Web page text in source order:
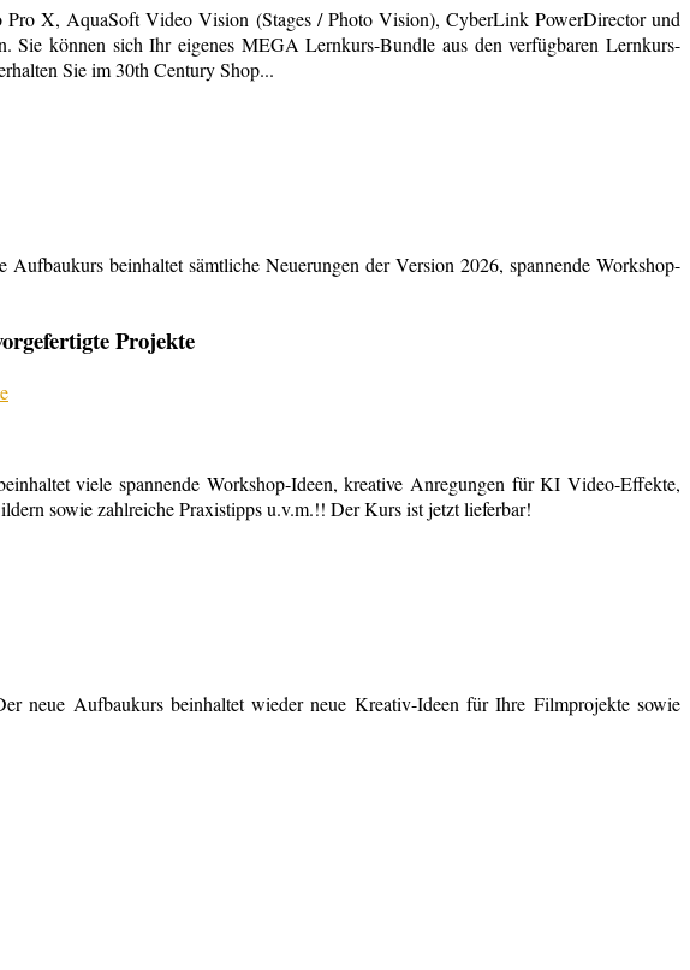
X, AquaSoft Video Vision (Stages / Photo Vision), CyberLink PowerDirector und
Sie können sich Ihr eigenes MEGA Lernkurs-Bundle aus den verfügbaren Lernkurs-
Sie im 30th Century Shop...
beinhaltet sämtliche Neuerungen der Version 2026, spannende Workshop-
Projekte
viele spannende Workshop-Ideen, kreative Anregungen für KI Video-Effekte,
sowie zahlreiche Praxistipps u.v.m.!! Der Kurs ist jetzt lieferbar!
Aufbaukurs beinhaltet wieder neue Kreativ-Ideen für Ihre Filmprojekte sowie